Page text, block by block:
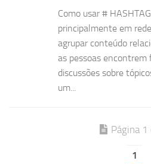
Como usar #
principalmente em
agrupar conteúdo
as pessoas
discussões sobre
um...
Página 1
1